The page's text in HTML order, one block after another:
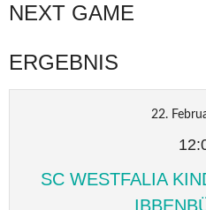
NEXT GAME
ERGEBNIS
22.
SC WESTFALIA